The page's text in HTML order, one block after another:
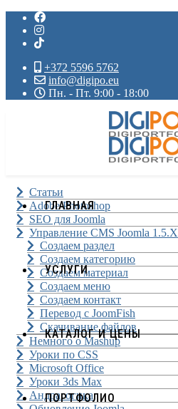
+372 5596 5762
info@digipo.eu
Пн. - Пт. 9:00 - 18:00
ГЛАВНАЯ
УСЛУГИ
КАТАЛОГ И ЦЕНЫ
ПОРТФОЛИО
Статьи
Adobe Photoshop
SEO для Joomla
Управление CMS Joomla 1.5.X
Создаем раздел
Создаем категорию
Создаем материал
Создаем меню
Создаем контакт
Перевод с JoomFish
Скачивание файлов
Немного о Mashup
Уроки по CSS
Microsoft Office
Уроки 3ds Max
Андрагогика